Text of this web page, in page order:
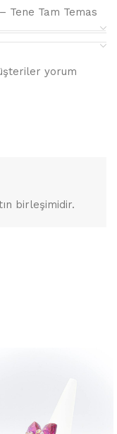
Tene Tam Temas
yorum
birleşimidir.